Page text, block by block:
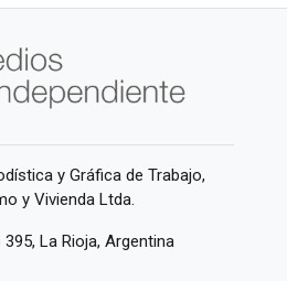
y Gráfica de Trabajo,
y Vivienda Ltda.
La Rioja, Argentina